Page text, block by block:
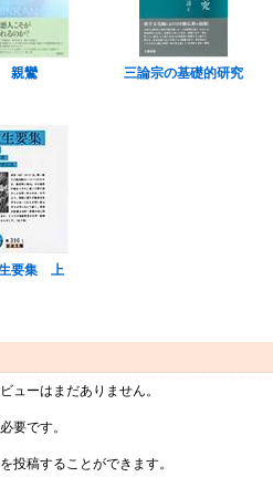
親鸞 三論宗の基礎的研究
要集 上
ューはまだありません。
要です。
投稿することができます。